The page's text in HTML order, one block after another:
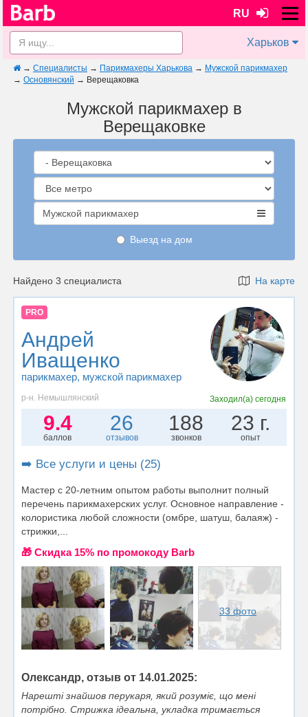
RU
Харьков
→ Специалисты → Парикмахеры Харькова → Мужской парикмахер
→ Основянский → Верещаковка
Мужской парикмахер в
Верещаковке
Мужской парикмахер
Выезд на дом
Найдено 3 специалиста На карте
PRO
Андрей
Иващенко
парикмахер, мужской парикмахер
р-н. Немышлянский Заходил(а) сегодня
9.4
баллов
26
отзывов
188
звонков
23 г.
опыт
➡️ Все услуги и цены (25)
Мастер с 20-летним опытом работы выполнит полный
перечень парикмахерских услуг. Основное направление -
колористика любой сложности (омбре, шатуш, балаяж) -
стрижки,...
🎁 Cкидка 15% по промокоду Barb
33 фото
Олександр, отзыв от 14.01.2025:
Нарешті знайшов перукаря, який розуміє, що мені
потрібно. Стрижка ідеальна, укладка тримається